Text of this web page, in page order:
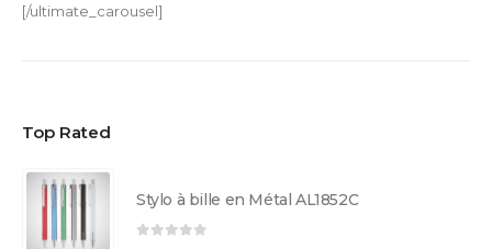
[/ultimate_carousel]
Top Rated
Stylo à bille en Métal AL1852C